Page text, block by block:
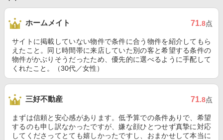
ホームメイト 71.8点
サイトに掲載していない物件で条件に合う物件を紹介してもら
えたこと。同じ時間帯に来店していた別の客と希望する条件の
物件がかぶりそうだったため、優先的に選べるように手配して
くれたこと。（30代／女性）
三好不動産 71.8点
まずは信頼と安心感があります。低予算での条件ありで、希望
するのも申し訳なかったですが、嫌な顔ひとつせず真摯に対応
してくださってとても嬉しかったですし、おまかせして本当に